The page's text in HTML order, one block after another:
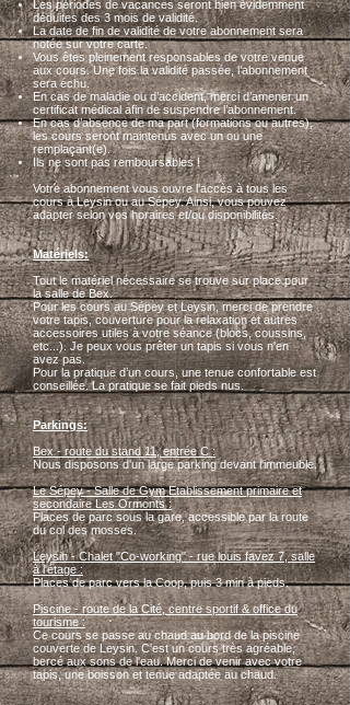
Les périodes de vacances seront bien évidemment
déduites des 3 mois de validité.
La date de fin de validité de votre abonnement sera
notée sur votre carte.
Vous êtes pleinement responsables de votre venue
aux cours. Une fois la validité passée, l’abonnement
sera échu.
En cas de maladie ou d’accident, merci d’amener un
certificat médical afin de suspendre l’abonnement.
En cas d’absence de ma part (formations ou autres),
les cours seront maintenus avec un ou une
remplaçant(e).
Ils ne sont pas remboursables !
Votre abonnement vous ouvre l'accès à tous les
cours à Leysin ou au Sépey. Ainsi, vous pouvez
adapter selon vos horaires et/ou disponibilités.
Matériels:
Tout le matériel nécessaire se trouve sur place pour
la salle de Bex.
Pour les cours au Sépey et Leysin, merci de prendre
votre tapis, couverture pour la relaxation et autres
accessoires utiles à votre séance (blocs, coussins,
etc...). Je peux vous prêter un tapis si vous n'en
avez pas.
Pour la pratique d’un cours, une tenue confortable est
conseillée. La pratique se fait pieds nus.
Parkings:
Bex - route du stand 11, entrée C :
Nous disposons d'un large parking devant l'immeuble.
Le Sépey - Salle de Gym Etablissement primaire et
secondaire Les Ormonts :
Places de parc sous la gare, accessible par la route
du col des mosses.
Leysin - Chalet "Co-working" - rue louis favez 7, salle
à l'étage :
Places de parc vers la Coop, puis 3 min à pieds.
Piscine - route de la Cité, centre sportif & office du
tourisme :
Ce cours se passe au chaud au bord de la piscine
couverte de Leysin. C'est un cours très agréable,
bercé aux sons de l'eau. Merci de venir avec votre
tapis, une boisson et tenue adaptée au chaud.